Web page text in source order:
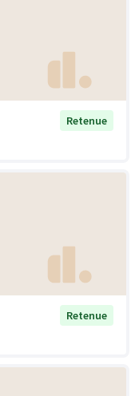
Retenue
Retenue